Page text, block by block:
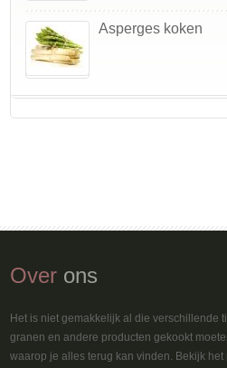
Asperges koken
Over ons
Het is niet gemakkelijk al die verschillende
granen en andere producten gekookt
waarop je alles terug kan vinden. Bekijk